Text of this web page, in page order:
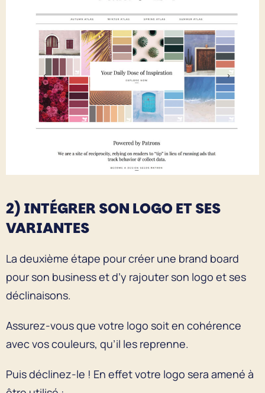
2) INTÉGRER SON LOGO ET SES
VARIANTES
La deuxième étape pour créer une brand board
pour son business et d’y rajouter son logo et ses
déclinaisons.
Assurez-vous que votre logo soit en cohérence
avec vos couleurs, qu’il les reprenne.
Puis déclinez-le ! En effet votre logo sera amené à